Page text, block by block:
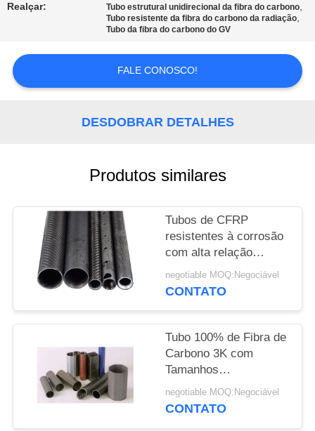
UMAS
CITAÇÕES
PRIVACY
POLICY
Realçar: Tubo estrutural unidirecional da fibra do carbono,
Tubo resistente da fibra do carbono da radiação,
Tubo da fibra do carbono do GV
FALE CONOSCO!
DESDOBRAR DETALHES
Produtos similares
Tubos de CFRP
resistentes à corrosão
com alta relação
resistência/peso e
resistência à fadiga
negotiable MOQ:Negociável
CONTATO
Tubo 100% de Fibra de
Carbono 3K com
Tamanhos
Personalizados e Alta
Relação Resistência-
negotiable MOQ:Negociável
CONTATO